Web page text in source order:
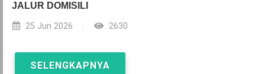
JALUR DOMISILI
25 Jun 2026 2630
SELENGKAPNYA